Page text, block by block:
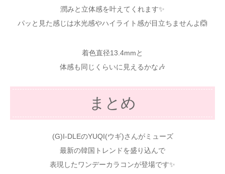
潤みと立体感を叶えてくれます✨
パッと見た感じは水光感やハイライト感が目立ちませんよ🙆
着色直径13.4mmと
体感も同じくらいに見えるかな🎶
まとめ
(G)I-DLEのYUQI(ウギ)さんがミューズ
最新の韓国トレンドを盛り込んで
表現したワンデーカラコンが登場です✨